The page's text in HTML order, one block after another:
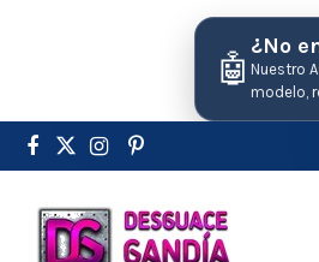
🤖
¿No
Nuestro
modelo,